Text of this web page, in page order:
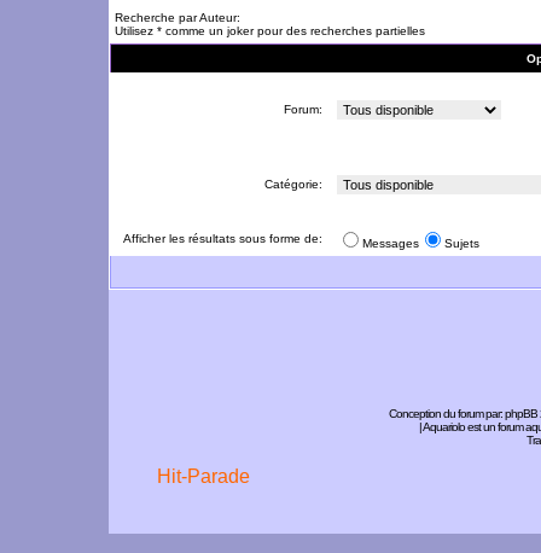
Recherche par Auteur:
Utilisez * comme un joker pour des recherches partielles
Forum:
Catégorie:
Afficher les résultats sous forme de: Messages Sujets
Conception du forum par:phpBB
| Aquariolo est un forum